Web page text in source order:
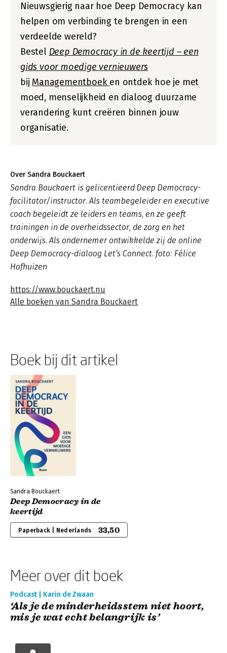
Nieuwsgierig naar hoe Deep Democracy kan
helpen om verbinding te brengen in een
verdeelde wereld?
Bestel Deep Democracy in de keertijd – een
gids voor moedige vernieuwers
bij Managementboek en ontdek hoe je met
moed, menselijkheid en dialoog duurzame
verandering kunt creëren binnen jouw
organisatie.
Over Sandra Bouckaert
Sandra Bouckaert is gelicentieerd Deep Democracy-
facilitator/instructor. Als teambegeleider en executive
coach begeleidt ze leiders en teams, en ze geeft
trainingen in de overheidssector, de zorg en het
onderwijs. Als ondernemer ontwikkelde zij de online
Deep Democracy-dialoog Let’s Connect. foto: Félice
Hofhuizen
https://www.bouckaert.nu
Alle boeken van Sandra Bouckaert
Boek bij dit artikel
Sandra Bouckaert
Deep Democracy in de
keertijd
Paperback | Nederlands 33,50
Meer over dit boek
Podcast | Karin de Zwaan
‘Als je de minderheidsstem niet hoort,
mis je wat echt belangrijk is’